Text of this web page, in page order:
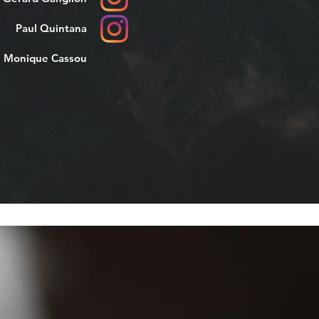
Paul Quintana
Monique Cassou